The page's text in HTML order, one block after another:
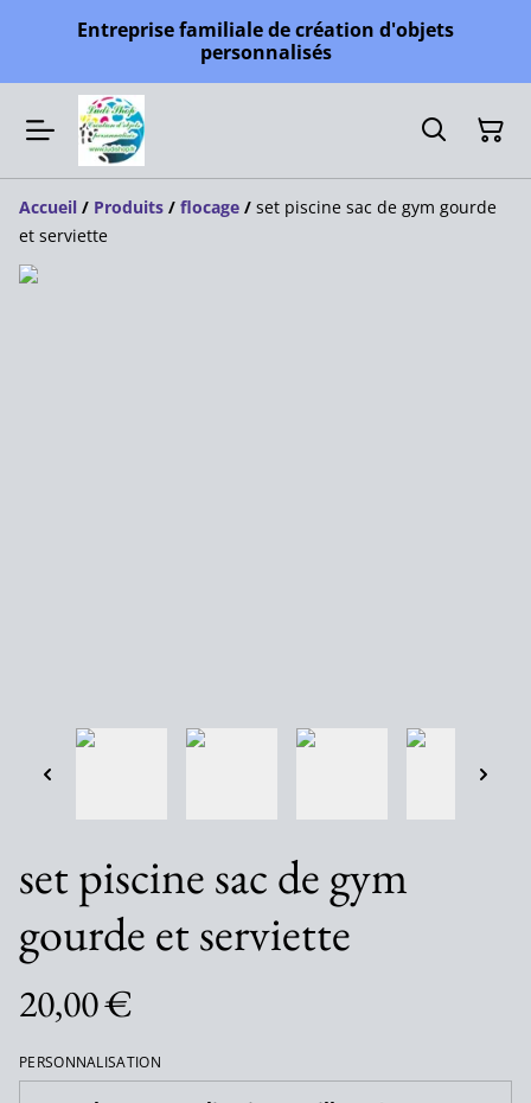
Entreprise familiale de création d'objets
personnalisés
Accueil / Produits / flocage / set piscine sac de gym gourde
et serviette
set piscine sac de gym
gourde et serviette
20,00 €
PERSONNALISATION